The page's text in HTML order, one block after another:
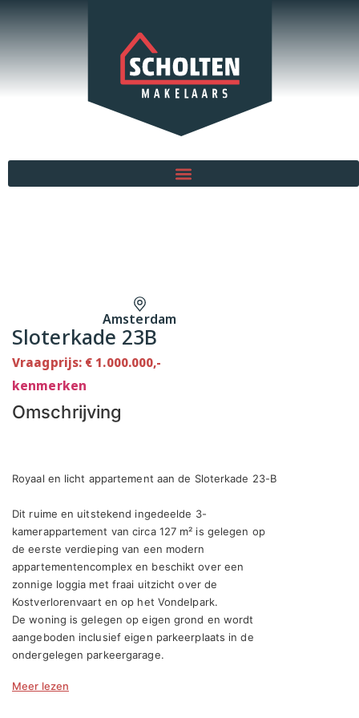
Amsterdam
Sloterkade 23B
Vraagprijs: € 1.000.000,-
kenmerken
Omschrijving
Royaal en licht appartement aan de Sloterkade 23-B
Dit ruime en uitstekend ingedeelde 3-
kamerappartement van circa 127 m² is gelegen op
de eerste verdieping van een modern
appartementencomplex en beschikt over een
zonnige loggia met fraai uitzicht over de
Kostverlorenvaart en op het Vondelpark.
De woning is gelegen op eigen grond en wordt
aangeboden inclusief eigen parkeerplaats in de
ondergelegen parkeergarage.
Indeling
Meer lezen